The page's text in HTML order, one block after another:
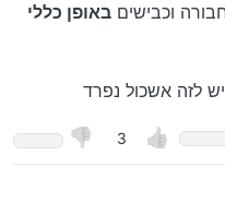
וכבישים באופן כללי
יש לזה אשכול נפרד
3